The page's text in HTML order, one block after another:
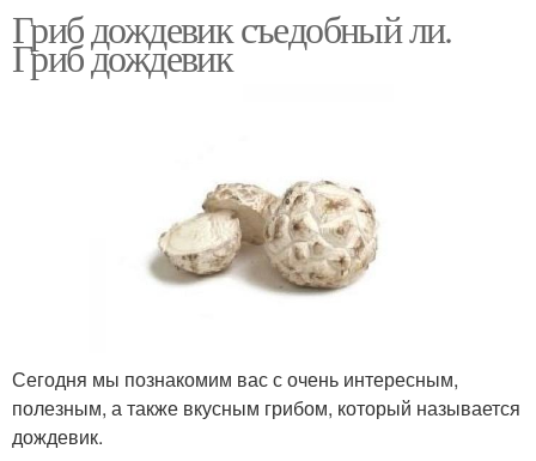
Гриб дождевик съедобный ли.
Гриб дождевик
Сегодня мы познакомим вас с очень интересным,
полезным, а также вкусным грибом, который называется
дождевик.